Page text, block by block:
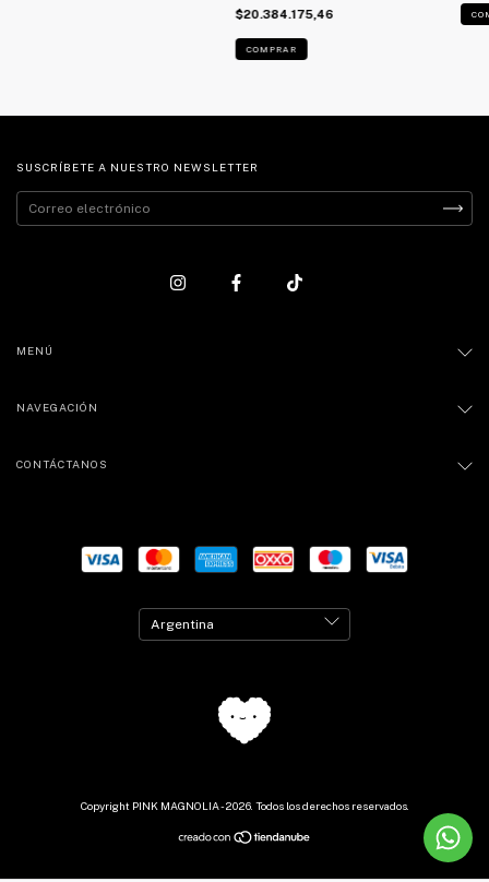
$20.384.175,46
COMPRAR
SUSCRÍBETE A NUESTRO NEWSLETTER
MENÚ
NAVEGACIÓN
CONTÁCTANOS
Copyright PINK MAGNOLIA - 2026. Todos los derechos reservados.